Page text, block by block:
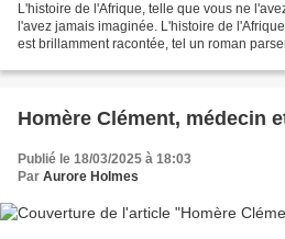
L'histoire de l'Afrique, telle que vous ne
l'avez jamais imaginée. L'histoire de
est brillamment racontée, tel un roman
Homère Clément, médecin
Publié le 18/03/2025 à 18:03
Par Aurore Holmes